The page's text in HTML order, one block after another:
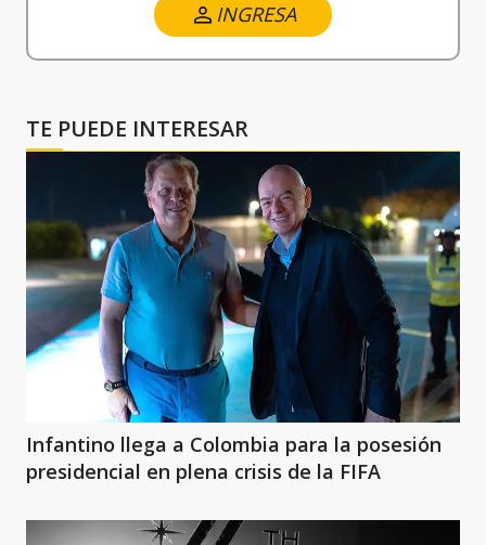
INGRESA
TE PUEDE INTERESAR
Infantino llega a Colombia para la posesión
presidencial en plena crisis de la FIFA